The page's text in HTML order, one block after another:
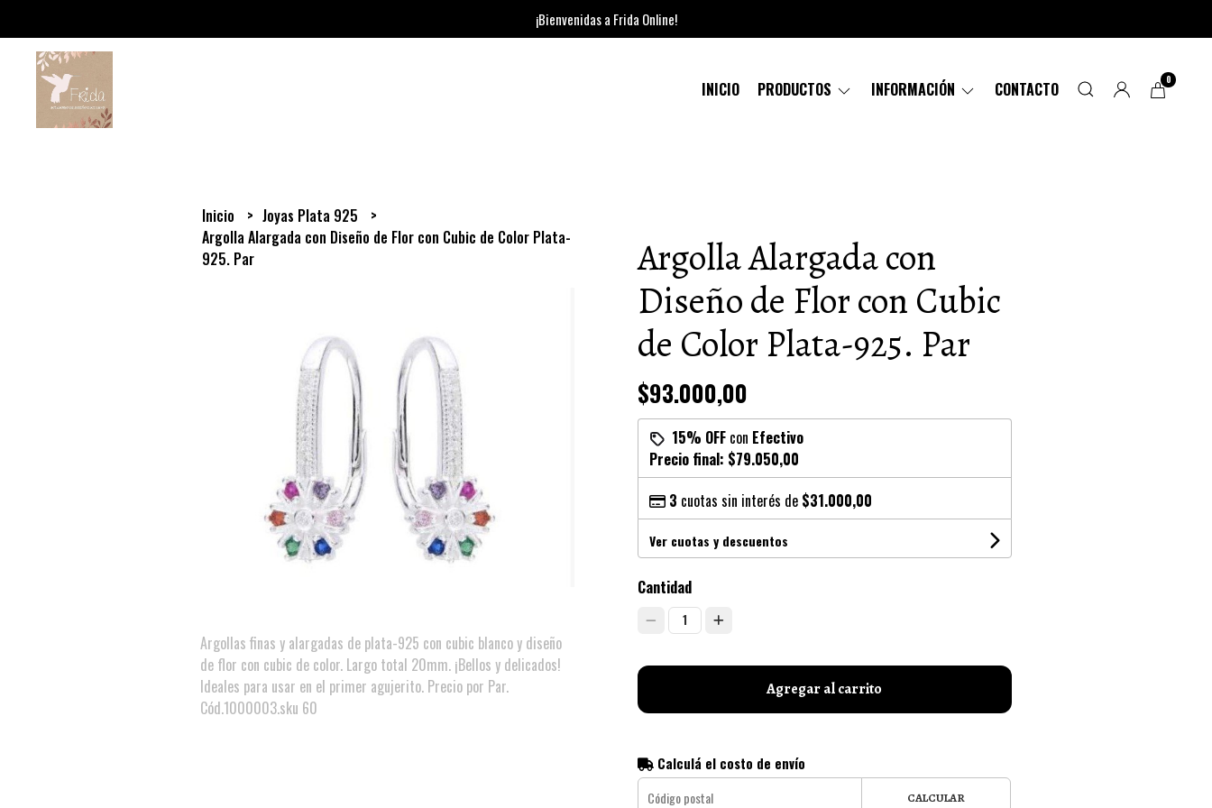
¡Bienvenidas a Frida Online!
INICIO PRODUCTOS INFORMACIÓN CONTACTO 0
Inicio
Joyas Plata 925
Argolla Alargada con Diseño de Flor con Cubic de Color Plata-
925. Par
Argollas finas y alargadas de plata-925 con cubic blanco y diseño
de flor con cubic de color. Largo total 20mm. ¡Bellos y delicados!
Ideales para usar en el primer agujerito. Precio por Par.
Cód.1000003.sku 60
Argolla Alargada con
Diseño de Flor con Cubic
de Color Plata-925. Par
$93.000,00
15% OFFcon Efectivo
Precio final: $79.050,00
3 cuotas sin interés de $31.000,00
Ver cuotas y descuentos
Cantidad
1
Agregar al carrito
Calculá el costo de envío
CALCULAR